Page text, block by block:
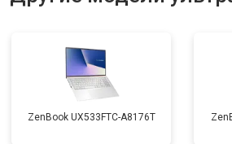
Замена жесткого диска HDD/SSD
ZenBook UX533FTC-A8176T